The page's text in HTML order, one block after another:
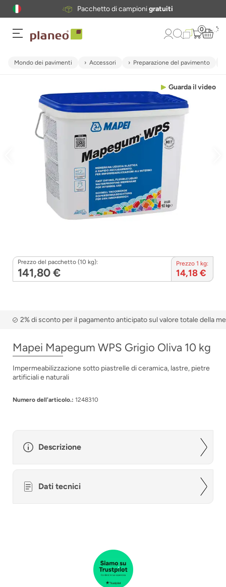
Pacchetto di campionigratuiti
0
Mondo dei pavimenti Accessori Preparazione del pavimento
Guarda il video
Prezzo del pacchetto (10 kg):
141,80 €
Prezzo 1 kg:
14,18 €
2% di sconto per il pagamento anticipato sul valore totale della
Mapei Mapegum WPS Grigio Oliva 10 kg
Impermeabilizzazione sotto piastrelle di ceramica, lastre, pietre
artificiali e naturali
Numero dell'articolo.: 1248310
Descrizione
Dati tecnici